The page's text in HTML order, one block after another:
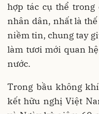
hợp tác cụ thể trong
nhân dân, nhất là
niềm tin, chung tay
làm tươi mới quan
nước.
Trong bầu không
kết hữu nghị Việt